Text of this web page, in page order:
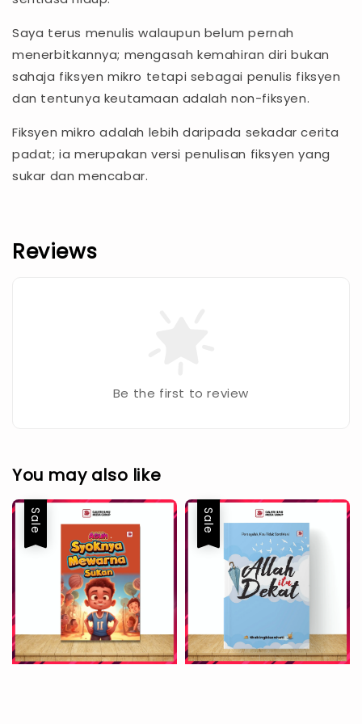
Saya terus menulis walaupun belum pernah
menerbitkannya; mengasah kemahiran diri bukan
sahaja fiksyen mikro tetapi sebagai penulis fiksyen
dan tentunya keutamaan adalah non-fiksyen.
Fiksyen mikro adalah lebih daripada sekadar cerita
padat; ia merupakan versi penulisan fiksyen yang
sukar dan mencabar.
Reviews
Be the first to review
You may also like
Sale Sale